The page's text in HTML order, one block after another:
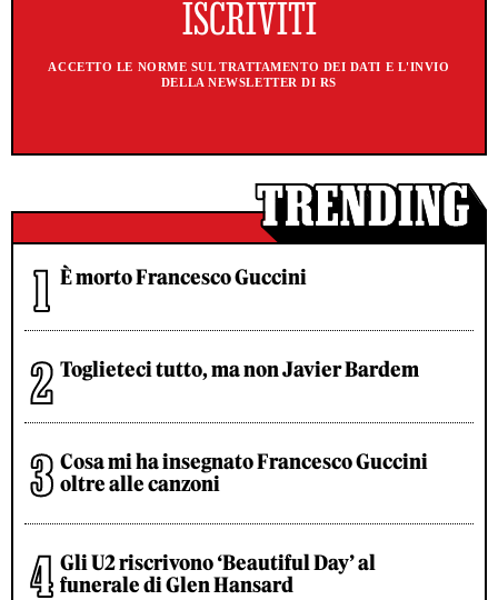
ACCETTO LE NORME SUL TRATTAMENTO DEI DATI E L'INVIO
DELLA NEWSLETTER DI RS
È morto Francesco Guccini
Toglieteci tutto, ma non Javier Bardem
Cosa mi ha insegnato Francesco Guccini
oltre alle canzoni
Gli U2 riscrivono ‘Beautiful Day’ al
funerale di Glen Hansard